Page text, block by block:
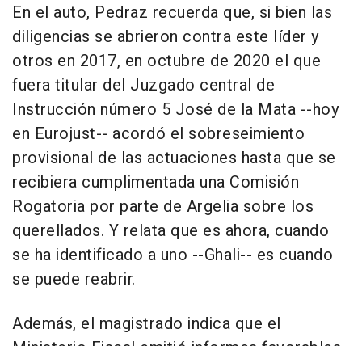
En el auto, Pedraz recuerda que, si bien las
diligencias se abrieron contra este líder y
otros en 2017, en octubre de 2020 el que
fuera titular del Juzgado central de
Instrucción número 5 José de la Mata --hoy
en Eurojust-- acordó el sobreseimiento
provisional de las actuaciones hasta que se
recibiera cumplimentada una Comisión
Rogatoria por parte de Argelia sobre los
querellados. Y relata que es ahora, cuando
se ha identificado a uno --Ghali-- es cuando
se puede reabrir.
Además, el magistrado indica que el